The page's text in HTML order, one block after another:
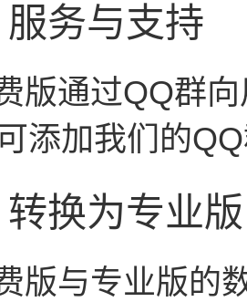
务与支持
版通过QQ群
添加我们的
转换为专业版
版与专业版的